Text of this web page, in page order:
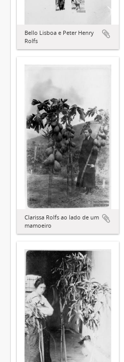
Bello Lisboa e Peter Henry
Rolfs
Clarissa Rolfs ao lado de um
mamoeiro